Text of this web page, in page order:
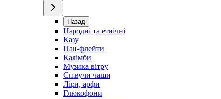
Назад
Народні та етнічні
Казу
Пан-флейти
Калімби
Музика вітру
Співучи чаши
Ліри, арфи
Глюкофони